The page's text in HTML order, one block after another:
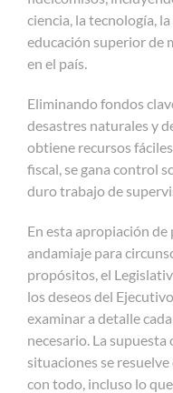
ciencia, la tecnología,
educación superior de
en el país.
Eliminando fondos
desastres naturales y
obtiene recursos
fiscal, se gana control
duro trabajo de
En esta apropiación
andamiaje para
propósitos, el
los deseos del
examinar a detalle
necesario. La
situaciones se
con todo, incluso lo